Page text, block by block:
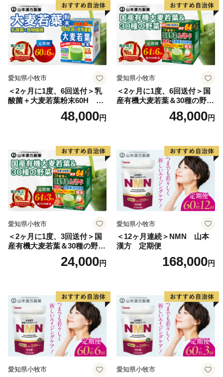
１６４３年にオランダ船ブレスケンス号がこの島に着い
たという史実から、「オランダ島」と呼ばれています。
オランダ島は、無人島の海水浴場として観光客や地域の
子どもたちにも親しまれていましたが、東日本大震災で
被災。現在は復旧し、海水浴場として再オープンを果た
ーリズムやキャンプでお楽しみいただけます。天気の良
い日に島の周りに広がるエメラルドブルーの美しい景観
愛知県小牧市
＜2ヶ月に1度、6回送付＞乳
酸菌＋大麦若葉粉末60H 山
48,000円
愛知県小牧市
＜2ヶ月に1度、6回送付＞国
産有機大麦若葉＆30種の野
菜 山本漢方 定期便
48,000円
愛知県小牧市
＜2ヶ月に1度、3回送付＞国
産有機大麦若葉＆30種の野
菜 山本漢方 定期便
24,000円
愛知県小牧市
＜12ヶ月連続＞NMN 山本
漢方 定期便
168,000円
愛知県小牧市 愛知県小牧市